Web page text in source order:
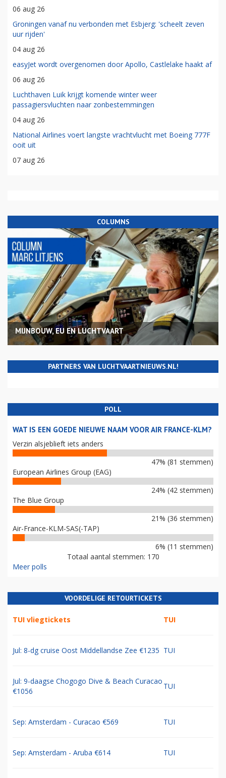
06 aug 26
Groningen vanaf nu verbonden met Esbjerg: 'scheelt zeven
uur rijden'
04 aug 26
easyJet wordt overgenomen door Apollo, Castlelake haakt af
06 aug 26
Luchthaven Luik krijgt komende winter weer
passagiersvluchten naar zonbestemmingen
04 aug 26
National Airlines voert langste vrachtvlucht met Boeing 777F
ooit uit
07 aug 26
COLUMNS
MIJNBOUW, EU EN LUCHTVAART
PARTNERS VAN LUCHTVAARTNIEUWS.NL!
POLL
WAT IS EEN GOEDE NIEUWE NAAM VOOR AIR FRANCE-KLM?
Verzin alsjeblieft iets anders
47% (81 stemmen)
European Airlines Group (EAG)
24% (42 stemmen)
The Blue Group
21% (36 stemmen)
Air-France-KLM-SAS(-TAP)
6% (11 stemmen)
Totaal aantal stemmen: 170
Meer polls
VOORDELIGE RETOURTICKETS
TUI vliegtickets TUI
Jul: 8-dg cruise Oost Middellandse Zee €1235 TUI
Jul: 9-daagse Chogogo Dive & Beach Curacao
€1056
TUI
Sep: Amsterdam - Curacao €569 TUI
Sep: Amsterdam - Aruba €614 TUI